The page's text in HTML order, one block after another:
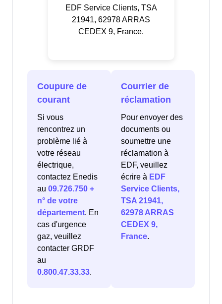
EDF Service Clients, TSA
21941, 62978 ARRAS
CEDEX 9, France.
Coupure de
courant
Si vous
rencontrez un
problème lié à
votre réseau
électrique,
contactez Enedis
au 09.726.750 +
n° de votre
département. En
cas d'urgence
gaz, veuillez
contacter GRDF
au
0.800.47.33.33.
Courrier de
réclamation
Pour envoyer des
documents ou
soumettre une
réclamation à
EDF, veuillez
écrire à EDF
Service Clients,
TSA 21941,
62978 ARRAS
CEDEX 9,
France.